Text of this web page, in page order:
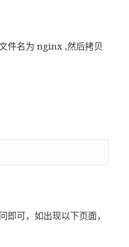
件名为 nginx ,然后拷贝
可，如出现以下页面，